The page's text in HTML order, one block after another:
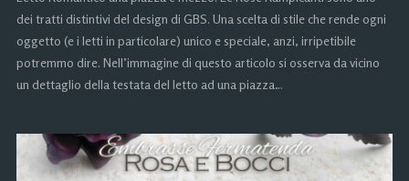
dei tratti distintivi del design di GBS. Una scelta di stile che rende ogni
oggetto (e i letti in particolare) unico e speciale, anzi, irripetibile
potremmo dire. Nell’immagine di questo articolo si osserva da vicino
un dettaglio della testata del letto ad una piazza…